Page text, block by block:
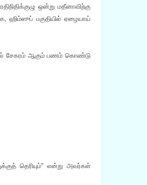
ஒன்று மதீனாவிற்கு
ஹிம்ஸுப் பகுதியில் ஏழையாய்
சேகரம் ஆகும் பணம் கொண்டு
தெரியும்” என்று அவர்கள்